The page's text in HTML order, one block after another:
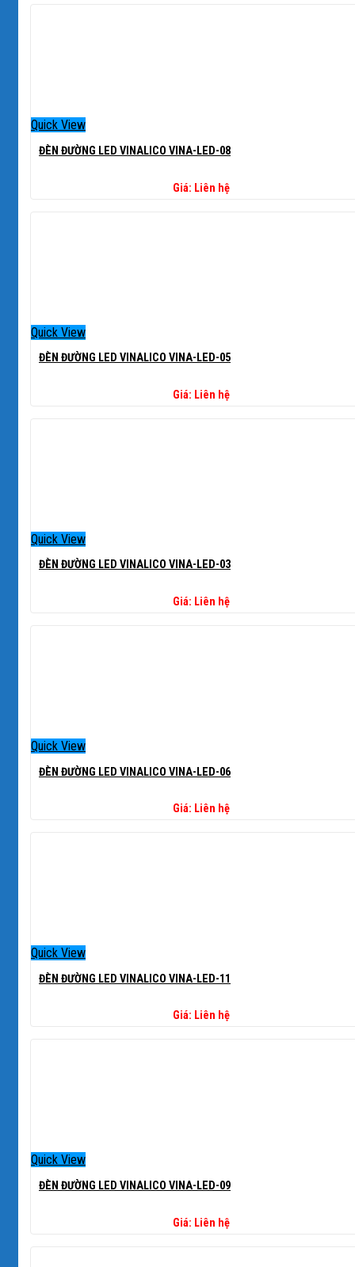
Quick View
ĐÈN ĐƯỜNG LED VINALICO VINA-LED-08
Giá: Liên hệ
Quick View
ĐÈN ĐƯỜNG LED VINALICO VINA-LED-05
Giá: Liên hệ
Quick View
ĐÈN ĐƯỜNG LED VINALICO VINA-LED-03
Giá: Liên hệ
Quick View
ĐÈN ĐƯỜNG LED VINALICO VINA-LED-06
Giá: Liên hệ
Quick View
ĐÈN ĐƯỜNG LED VINALICO VINA-LED-11
Giá: Liên hệ
Quick View
ĐÈN ĐƯỜNG LED VINALICO VINA-LED-09
Giá: Liên hệ